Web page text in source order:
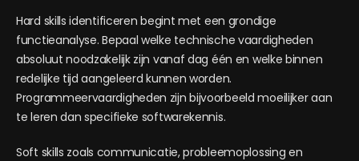
Hard skills identificeren begint met een grondige
functieanalyse. Bepaal welke technische vaardigheden
absoluut noodzakelijk zijn vanaf dag één en welke binnen
redelijke tijd aangeleerd kunnen worden.
Programmeervaardigheden zijn bijvoorbeeld moeilijker aan
te leren dan specifieke softwarekennis.
Soft skills zoals communicatie, probleemoplossing en